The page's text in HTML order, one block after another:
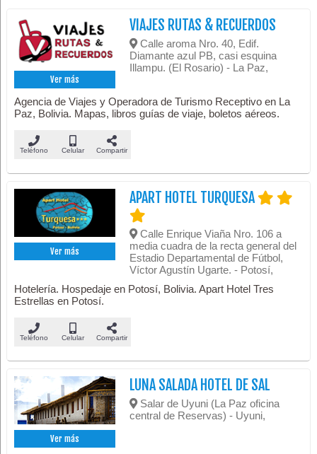
Ver más
VIAJES RUTAS & RECUERDOS
Calle aroma Nro. 40, Edif.
Diamante azul PB, casi esquina
Illampu. (El Rosario) - La Paz,
Agencia de Viajes y Operadora de Turismo Receptivo en La
Paz, Bolivia. Mapas, libros guías de viaje, boletos aéreos.
Teléfono Celular Compartir
Ver más
APART HOTEL TURQUESA
Calle Enrique Viaña Nro. 106 a
media cuadra de la recta general del
Estadio Departamental de Fútbol,
Víctor Agustín Ugarte. - Potosí,
Hotelería. Hospedaje en Potosí, Bolivia. Apart Hotel Tres
Estrellas en Potosí.
Teléfono Celular Compartir
Ver más
LUNA SALADA HOTEL DE SAL
Salar de Uyuni (La Paz oficina
central de Reservas) - Uyuni,